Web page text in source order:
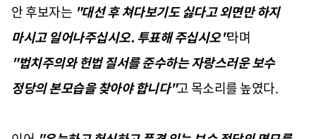
안 후보자는 "대선 후 쳐다보기도 싫다고 외면만 하지
마시고 일어나주십시오. 투표해 주십시오"라며
"법치주의와 헌법 질서를 준수하는 자랑스러운 보수
정당의 본모습을 찾아야 합니다"고 목소리를 높였다.